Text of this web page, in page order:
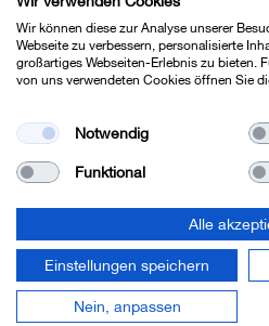
Impressum
Kontakt
Cookie-Einstellungen
© 2022 Leitz GmbH & Co. KG.
Wir können diese zur Analyse unserer
Webseite zu verbessern, personalisierte
großartiges Webseiten-Erlebnis zu bieten.
von uns verwendeten Cookies öffnen Sie
Notwendig
Funktional
Alle
Einstellungen speichern
Nein, anpassen